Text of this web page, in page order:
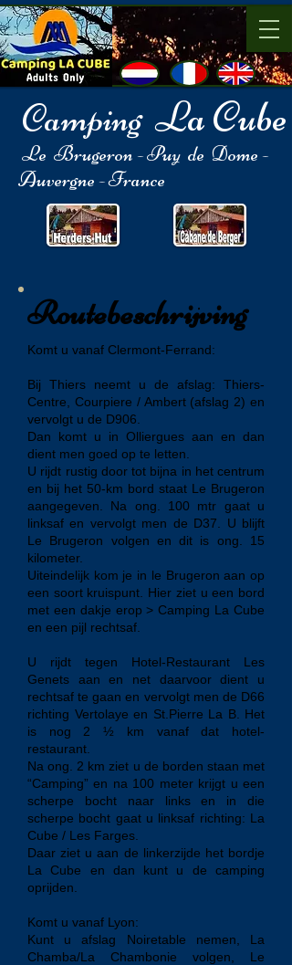
CampingLa Cube
Le Brugeron - Puy de Dome -
Auvergne - France
Routebeschrijving
Komt u vanaf Clermont-Ferrand:
Bij Thiers neemt u de afslag: Thiers-
Centre, Courpiere / Ambert (afslag 2) en
vervolgt u de D906.
Dan komt u in Olliergues aan en dan
dient men goed op te letten.
U rijdt rustig door tot bijna in het centrum
en bij het 50-km bord staat Le Brugeron
aangegeven. Na ong. 100 mtr gaat u
linksaf en vervolgt men de D37. U blijft
Le Brugeron volgen en dit is ong. 15
kilometer.
Uiteindelijk kom je in le Brugeron aan op
een soort kruispunt. Hier ziet u een bord
met een dakje erop > Camping La Cube
en een pijl rechtsaf.
U rijdt tegen Hotel-Restaurant Les
Genets aan en net daarvoor dient u
rechtsaf te gaan en vervolgt men de D66
richting Vertolaye en St.Pierre La B. Het
is nog 2 ½ km vanaf dat hotel-
restaurant.
Na ong. 2 km ziet u de borden staan met
“Camping” en na 100 meter krijgt u een
scherpe bocht naar links en in die
scherpe bocht gaat u linksaf richting: La
Cube / Les Farges.
Daar ziet u aan de linkerzijde het bordje
La Cube en dan kunt u de camping
oprijden.
Komt u vanaf Lyon:
Kunt u afslag Noiretable nemen, La
Chamba/La Chambonie volgen, Le